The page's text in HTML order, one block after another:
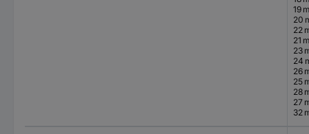
19
20
22
21
23
24
26
25
28
27
32